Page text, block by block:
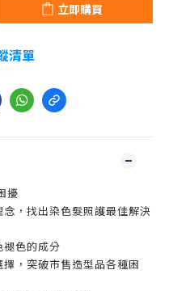
立即購買
清單
擾
，找出染色髮照護最佳解決
褪色的成分
，突破市售造型品各種困